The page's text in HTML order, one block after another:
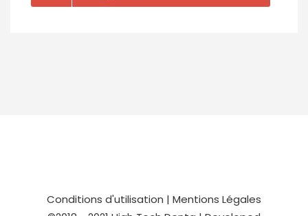
Conditions d'utilisation | Mentions Légales